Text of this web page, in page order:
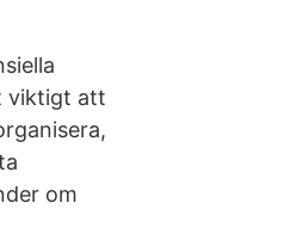
viktigt att
om